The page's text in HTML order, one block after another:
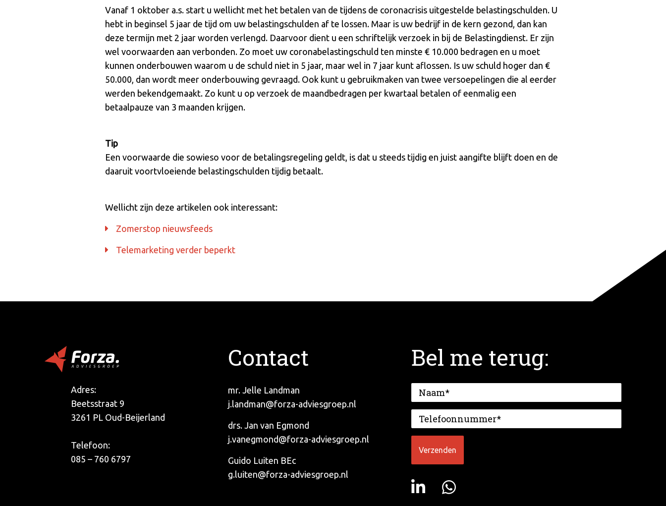
Vanaf 1 oktober a.s. start u wellicht met het betalen van de tijdens de coronacrisis uitgestelde belastingschulden. U
hebt in beginsel 5 jaar de tijd om uw belastingschulden af te lossen. Maar is uw bedrijf in de kern gezond, dan kan
deze termijn met 2 jaar worden verlengd. Daarvoor dient u een schriftelijk verzoek in bij de Belastingdienst. Er zijn
wel voorwaarden aan verbonden. Zo moet uw coronabelastingschuld ten minste € 10.000 bedragen en u moet
kunnen onderbouwen waarom u de schuld niet in 5 jaar, maar wel in 7 jaar kunt aflossen. Is uw schuld hoger dan €
50.000, dan wordt meer onderbouwing gevraagd. Ook kunt u gebruikmaken van twee versoepelingen die al eerder
werden bekendgemaakt. Zo kunt u op verzoek de maandbedragen per kwartaal betalen of eenmalig een
betaalpauze van 3 maanden krijgen.
Tip
Een voorwaarde die sowieso voor de betalingsregeling geldt, is dat u steeds tijdig en juist aangifte blijft doen en de
daaruit voortvloeiende belastingschulden tijdig betaalt.
Wellicht zijn deze artikelen ook interessant:
Zomerstop nieuwsfeeds
Telemarketing verder beperkt
Adres:
Beetsstraat 9
3261 PL Oud-Beijerland
Telefoon:
085 – 760 6797
Contact
mr. Jelle Landman
j.landman@forza-adviesgroep.nl
drs. Jan van Egmond
j.vanegmond@forza-adviesgroep.nl
Guido Luiten BEc
g.luiten@forza-adviesgroep.nl
Bel me terug: